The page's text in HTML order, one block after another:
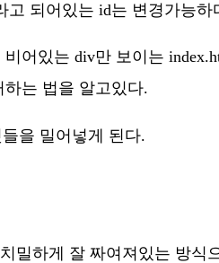
고 되어있는 id는 변경가능하
어있는 div만 보이는
는 법을 알고있다.
을 밀어넣게 된다.
밀하게 잘 짜여져있는 방